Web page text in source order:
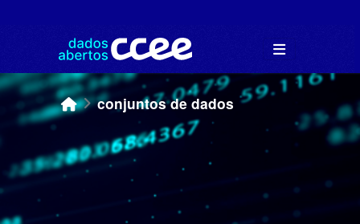
conjuntos de dados